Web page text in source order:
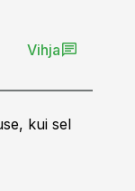
Vihja
kui sel